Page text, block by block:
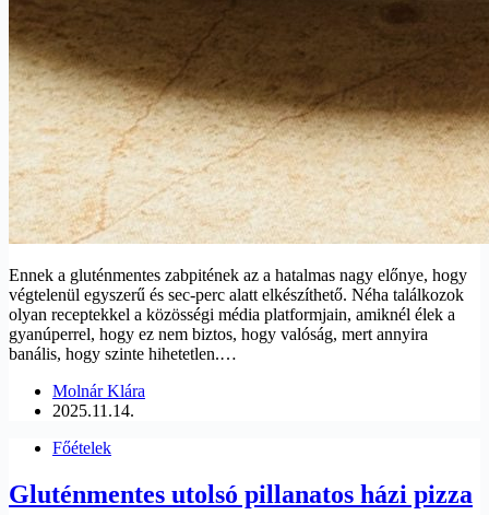
Ennek a gluténmentes zabpitének az a hatalmas nagy előnye, hogy
végtelenül egyszerű és sec-perc alatt elkészíthető. Néha találkozok
olyan receptekkel a közösségi média platformjain, amiknél élek a
gyanúperrel, hogy ez nem biztos, hogy valóság, mert annyira
banális, hogy szinte hihetetlen.…
Molnár Klára
2025.11.14.
Főételek
Gluténmentes utolsó pillanatos házi pizza